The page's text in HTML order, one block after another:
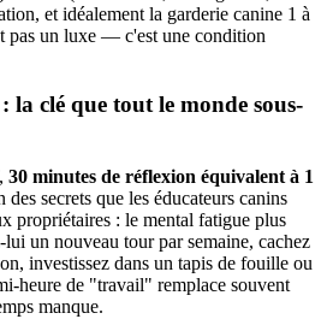
et idéalement la garderie canine 1 à
pas un luxe — c'est une condition
la clé que tout le monde sous-
30 minutes de réflexion équivalent à 1
des secrets que les éducateurs canins
propriétaires : le mental fatigue plus
un nouveau tour par semaine, cachez
investissez dans un tapis de fouille ou
heure de "travail" remplace souvent
manque.